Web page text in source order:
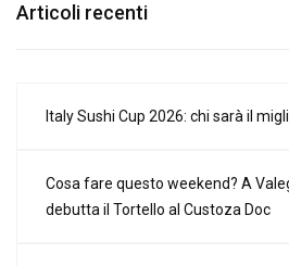
Articoli recenti
Italy Sushi Cup 2026: chi sarà il
Cosa fare questo weekend? A
debutta il Tortello al Custoza Doc